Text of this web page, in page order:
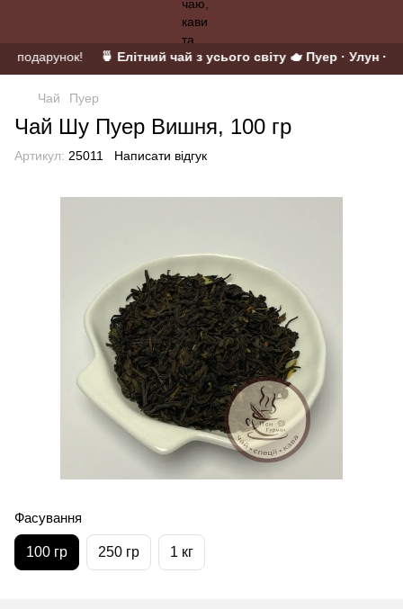
подарунок! 🍵 Елітний чай з усього світу 🫖 Пуер · Улун ·
Чай Пуер
Чай Шу Пуер Вишня, 100 гр
Артикул: 25011 Написати відгук
Фасування
100 гр 250 гр 1 кг